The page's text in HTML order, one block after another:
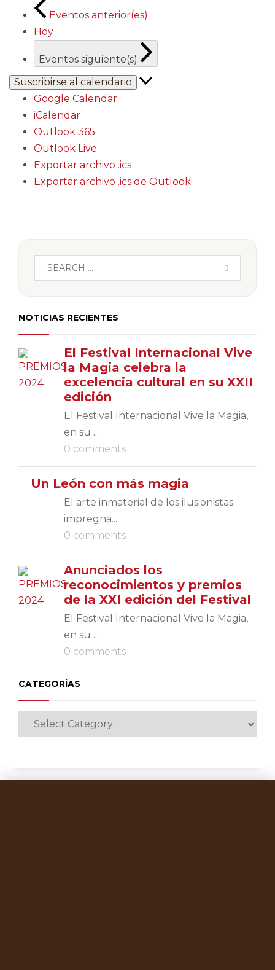
Eventos anterior(es)
Hoy
Eventos siguiente(s)
Suscribirse al calendario
Google Calendar
iCalendar
Outlook 365
Outlook Live
Exportar archivo .ics
Exportar archivo .ics de Outlook
NOTICIAS RECIENTES
El Festival Internacional Vive
la Magia celebra la
excelencia cultural en su XXII
edición
El Festival Internacional Vive la Magia,
en su ...
0 comments
Un León con más magia
El arte inmaterial de los ilusionistas
impregna...
0 comments
Anunciados los
reconocimientos y premios
de la XXI edición del Festival
El Festival Internacional Vive la Magia,
en su ...
0 comments
CATEGORÍAS